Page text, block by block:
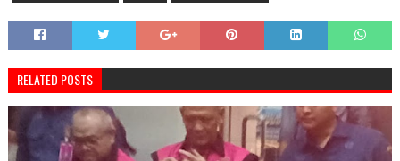
RELATED POSTS